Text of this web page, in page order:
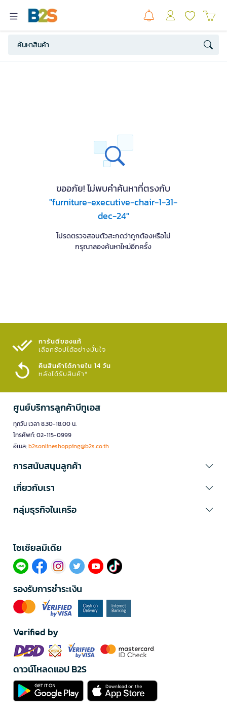
ขออภัย! ไม่พบคำค้นหาที่ตรงกับ
"furniture-executive-chair-1-31-
dec-24"
โปรดตรวจสอบตัวสะกดว่าถูกต้องหรือไม่
กรุณาลองค้นหาใหม่อีกครั้ง
การันตีของแท้
เลือกช้อปได้อย่างมั่นใจ​
คืนสินค้าได้ภายใน 14 วัน
หลังได้รับสินค้า*
ศูนย์บริการลูกค้าบีทูเอส
ทุกวัน เวลา 8.30-18.00 น.
โทรศัพท์: 02-115-0999
อีเมล:b2sonlineshopping@b2s.co.th
การสนับสนุนลูกค้า
เกี่ยวกับเรา
กลุ่มธุรกิจในเครือ
โซเซียลมีเดีย​
รองรับการชำระเงิน
Verified by
ดาวน์โหลดแอป B2S